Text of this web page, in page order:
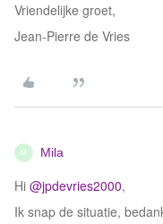
Vriendelijke groet,
Jean-Pierre de Vries
M Mila
Hi @jpdevries2000,
Ik snap de situatie,